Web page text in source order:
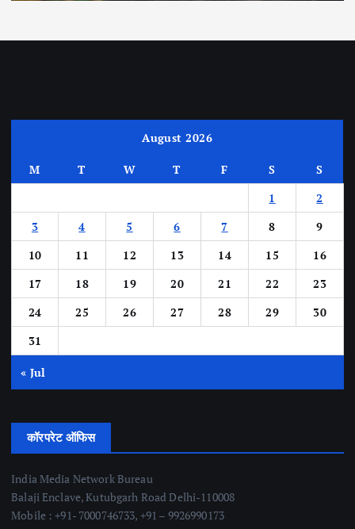
August 2026
M T W T F S
S
1
2
3
4 5 6 7 8
9
10
11 12 13 14 15
16
17
18 19 20 21 22
23
24
25 26 27 28 29
30
31
« Jul
कॉरपरेट ऑफिस
India Media Network Bureau
Balaji Enclave, Kutubgarh Road Delhi-110008
Mobile : +91- 7000746733, +91 – 9926990173